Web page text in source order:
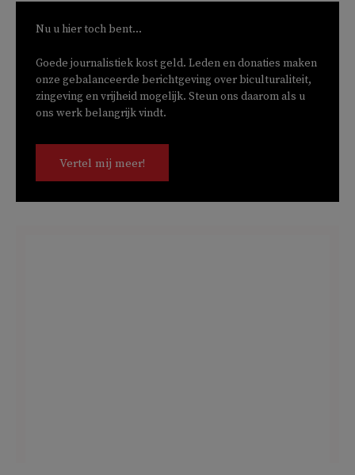
Nu u hier toch bent...
Goede journalistiek kost geld. Leden en donaties maken
onze gebalanceerde berichtgeving over biculturaliteit,
zingeving en vrijheid mogelijk. Steun ons daarom als u
ons werk belangrijk vindt.
Vertel mij meer!